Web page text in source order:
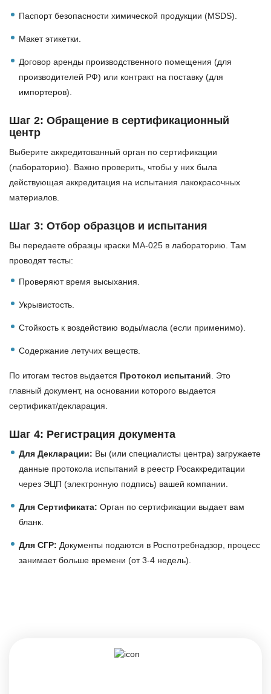
Паспорт безопасности химической продукции (MSDS).
Макет этикетки.
Договор аренды производственного помещения (для
производителей РФ) или контракт на поставку (для
импортеров).
Шаг 2: Обращение в сертификационный
центр
Выберите аккредитованный орган по сертификации
(лабораторию). Важно проверить, чтобы у них была
действующая аккредитация на испытания лакокрасочных
материалов.
Шаг 3: Отбор образцов и испытания
Вы передаете образцы краски МА-025 в лабораторию. Там
проводят тесты:
Проверяют время высыхания.
Укрывистость.
Стойкость к воздействию воды/масла (если применимо).
Содержание летучих веществ.
По итогам тестов выдается Протокол испытаний . Это
главный документ, на основании которого выдается
сертификат/декларация.
Шаг 4: Регистрация документа
Для Декларации: Вы (или специалисты центра) загружаете
данные протокола испытаний в реестр Росаккредитации
через ЭЦП (электронную подпись) вашей компании.
Для Сертификата: Орган по сертификации выдает вам
бланк.
Для СГР: Документы подаются в Роспотребнадзор, процесс
занимает больше времени (от 3-4 недель).